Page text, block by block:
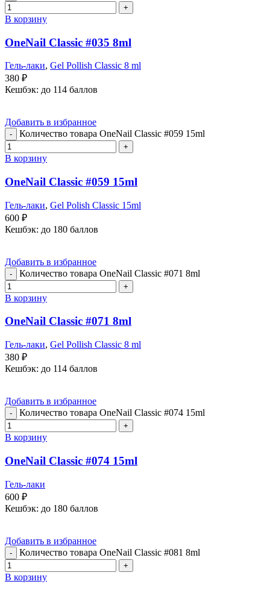
В корзину
OneNail Classic #035 8ml
Гель-лаки, Gel Pollish Classic 8 ml
380 ₽
Кешбэк: до 114 баллов
Добавить в избранное
Количество товара OneNail Classic #059 15ml
В корзину
OneNail Classic #059 15ml
Гель-лаки, Gel Polish Classic 15ml
600 ₽
Кешбэк: до 180 баллов
Добавить в избранное
Количество товара OneNail Classic #071 8ml
В корзину
OneNail Classic #071 8ml
Гель-лаки, Gel Pollish Classic 8 ml
380 ₽
Кешбэк: до 114 баллов
Добавить в избранное
Количество товара OneNail Classic #074 15ml
В корзину
OneNail Classic #074 15ml
Гель-лаки
600 ₽
Кешбэк: до 180 баллов
Добавить в избранное
Количество товара OneNail Classic #081 8ml
В корзину